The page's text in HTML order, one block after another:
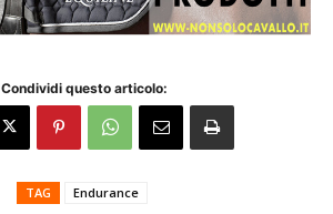
Condividi questo articolo:
TAG Endurance